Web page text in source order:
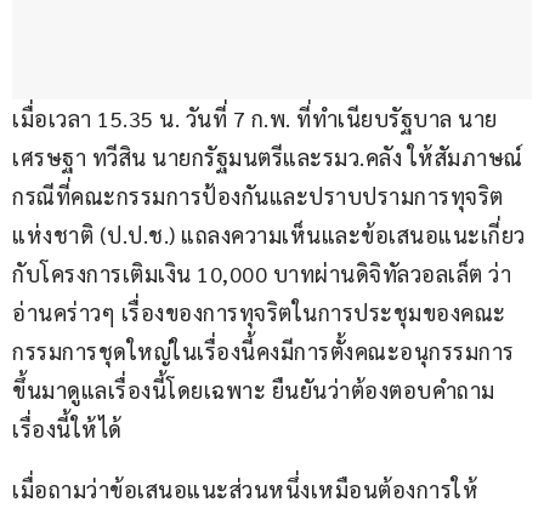
เมื่อเวลา 15.35 น. วันที่ 7 ก.พ. ที่ทำเนียบรัฐบาล นาย
เศรษฐา ทวีสิน นายกรัฐมนตรีและรมว.คลัง ให้สัมภาษณ์
กรณีที่คณะกรรมการป้องกันและปราบปรามการทุจริต
แห่งชาติ (ป.ป.ช.) แถลงความเห็นและข้อเสนอแนะเกี่ยว
กับโครงการเติมเงิน 10,000 บาทผ่านดิจิทัลวอลเล็ต ว่า
อ่านคร่าวๆ เรื่องของการทุจริตในการประชุมของคณะ
กรรมการชุดใหญ่ในเรื่องนี้คงมีการตั้งคณะอนุกรรมการ
ขึ้นมาดูแลเรื่องนี้โดยเฉพาะ ยืนยันว่าต้องตอบคำถาม
เรื่องนี้ให้ได้
เมื่อถามว่าข้อเสนอแนะส่วนหนึ่งเหมือนต้องการให้